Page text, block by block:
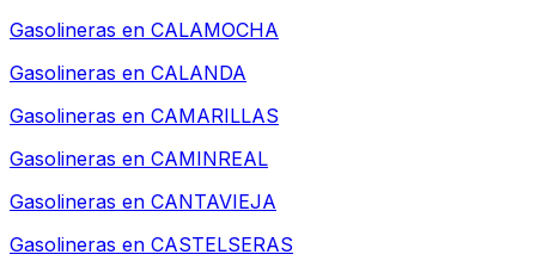
Gasolineras en CALAMOCHA
Gasolineras en CALANDA
Gasolineras en CAMARILLAS
Gasolineras en CAMINREAL
Gasolineras en CANTAVIEJA
Gasolineras en CASTELSERAS